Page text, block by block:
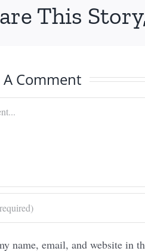
This
A Comment
name, email, and website in